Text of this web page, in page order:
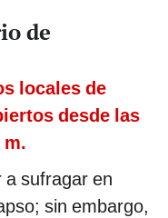
de
locales de
desde las
m.
a sufragar en
sin embargo,